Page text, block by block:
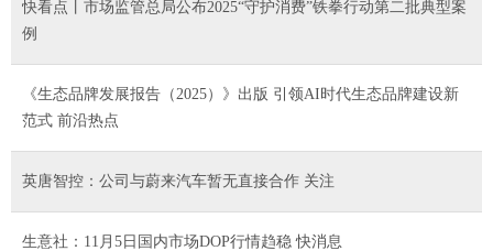
快看点丨市场监管总局公布2025“守护消费”铁拳行动第二批典型案
例
《生态品牌发展报告（2025）》出版 引领AI时代生态品牌建设新
范式 前沿热点
英唐智控：公司与蔚来汽车暂无直接合作 关注
生意社：11月5日国内市场DOP行情趋稳 快消息